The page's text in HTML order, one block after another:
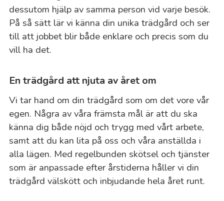
dessutom hjälp av samma person vid varje besök.
På så sätt lär vi känna din unika trädgård och ser
till att jobbet blir både enklare och precis som du
vill ha det.
En trädgård att njuta av året om
Vi tar hand om din trädgård som om det vore vår
egen. Några av våra främsta mål är att du ska
känna dig både nöjd och trygg med vårt arbete,
samt att du kan lita på oss och våra anställda i
alla lägen. Med regelbunden skötsel och tjänster
som är anpassade efter årstiderna håller vi din
trädgård välskött och inbjudande hela året runt.